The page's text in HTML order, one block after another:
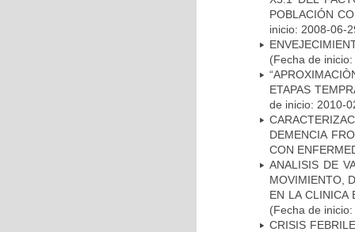
POBLACIÓN
inicio: 2008-06-
(Fecha de
ETAPAS
de inicio: 2010-
DEMENCIA
CON
ANALISIS DE
MOVIMIENTO,
EN LA CLINICA
(Fecha de
CRISIS